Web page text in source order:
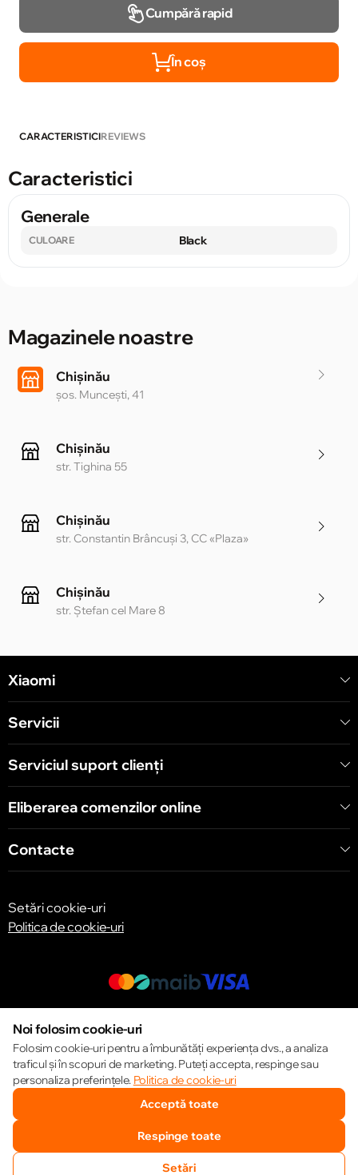
Cumpără rapid
În coș
CARACTERISTICIREVIEWS
Caracteristici
Generale
CULOARE Black
Magazinele noastre
Chișinău
șos. Muncești, 41
Chișinău
str. Tighina 55
Chișinău
str. Constantin Brâncuși 3, CC «Plaza»
Chișinău
str. Ștefan cel Mare 8
Chișinău
str. Arborilor 21, CC «Shopping MallDova»
Xiaomi
Servicii
Serviciul suport clienţi
Eliberarea comenzilor online
Contacte
Setări cookie-uri
Politica de cookie-uri
© 2013 – 2026 ECOM
Noi folosim cookie-uri
Folosim cookie-uri pentru a îmbunătăți experiența dvs., a analiza
traficul și în scopuri de marketing. Puteți accepta, respinge sau
personaliza preferințele. Politica de cookie-uri
Acceptă toate
Respinge toate
Setări